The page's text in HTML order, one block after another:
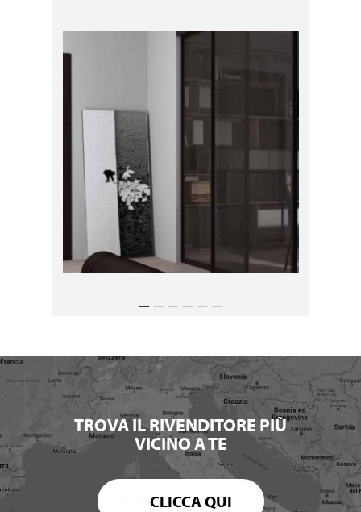
TROVA IL RIVENDITORE PIÙ
VICINO A TE
CLICCA QUI